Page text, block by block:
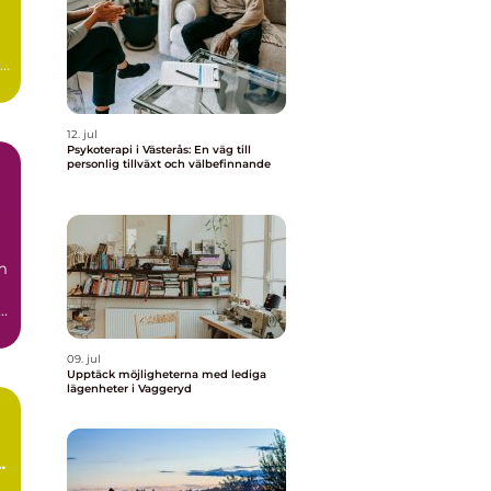
12. jul
Psykoterapi i Västerås: En väg till
personlig tillväxt och välbefinnande
09. jul
Upptäck möjligheterna med lediga
lägenheter i Vaggeryd